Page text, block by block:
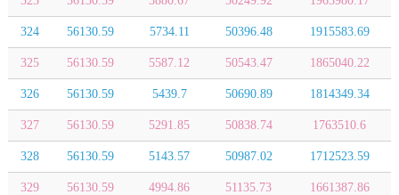
324 56130.59 5734.11 50396.48 1915583.69
325 56130.59 5587.12 50543.47 1865040.22
326 56130.59 5439.7 50690.89 1814349.34
327 56130.59 5291.85 50838.74 1763510.6
328 56130.59 5143.57 50987.02 1712523.59
329 56130.59 4994.86 51135.73 1661387.86